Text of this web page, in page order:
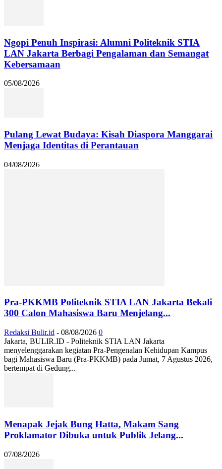
Ngopi Penuh Inspirasi: Alumni Politeknik STIA
LAN Jakarta Berbagi Pengalaman dan Semangat
Kebersamaan
05/08/2026
Pulang Lewat Budaya: Kisah Diaspora Manggarai
Menjaga Identitas di Perantauan
04/08/2026
Pra-PKKMB Politeknik STIA LAN Jakarta Bekali
300 Calon Mahasiswa Baru Menjelang...
Redaksi Bulir.id - 08/08/2026 0
Jakarta, BULIR.ID - Politeknik STIA LAN Jakarta
menyelenggarakan kegiatan Pra-Pengenalan Kehidupan Kampus
bagi Mahasiswa Baru (Pra-PKKMB) pada Jumat, 7 Agustus 2026,
bertempat di Gedung...
Menapak Jejak Bung Hatta, Makam Sang
Proklamator Dibuka untuk Publik Jelang...
07/08/2026